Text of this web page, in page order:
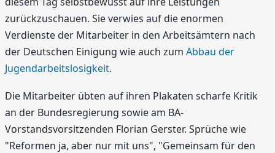
zurückzuschauen. Sie verwies auf die enormen
Verdienste der Mitarbeiter in den Arbeitsämtern nach
der Deutschen Einigung wie auch zum Abbau der
Jugendarbeitslosigkeit.
Die Mitarbeiter übten auf ihren Plakaten scharfe Kritik
an der Bundesregierung sowie am BA-
Vorstandsvorsitzenden Florian Gerster. Sprüche wie
"Reformen ja, aber nur mit uns", "Gemeinsam für den